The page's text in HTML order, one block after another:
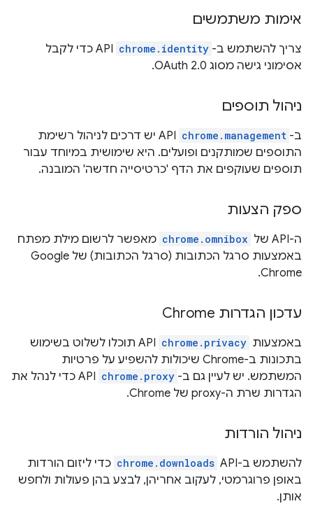
אימות משתמשים
צריך להשתמש ב- chrome.identity
API כדי לקבל
אסימוני גישה מסוג OAuth 2.0.
ניהול תוספים
ב- chrome.management
API יש דרכים לניהול רשימת
התוספים שמותקנים ופועלים. היא שימושית במיוחד עבור
תוספים שעוקפים את הדף 'כרטיסייה חדשה' המובנה.
ספק הצעות
ה-API של chrome.omnibox מאפשר לרשום מילת מפתח
באמצעות סרגל הכתובות (סרגל הכתובות) של Google
Chrome.
עדכון הגדרות Chrome
באמצעות chrome.privacy
API תוכלו לשלוט בשימוש
בתכונות ב-Chrome שיכולות להשפיע על פרטיות
המשתמש. יש לעיין גם ב- chrome.proxy
API כדי לנהל את
הגדרות שרת ה-proxy של Chrome.
ניהול הורדות
להשתמש ב-API chrome.downloads כדי ליזום הורדות
באופן פרוגרמטי, לעקוב אחריהן, לבצע בהן פעולות ולחפש
אותן.